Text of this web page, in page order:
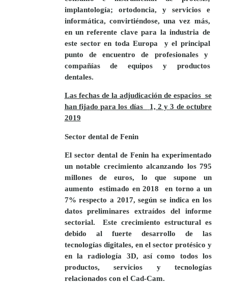
implantología; ortodoncia, y servicios e
informática, convirtiéndose, una vez más,
en un referente clave para la industria de
este sector en toda Europa
y el principal
punto de encuentro de profesionales y
compañías de equipos y productos
dentales.
Las fechas de la adjudicación de espacios se
han fijado para los días
1, 2 y 3 de octubre
2019
Sector dental de Fenin
El sector dental de Fenin ha experimentado
un notable crecimiento alcanzando los 795
millones de euros, lo que supone un
aumento
estimado en 2018 en torno a un
7% respecto a 2017, según se indica en los
datos preliminares extraídos del informe
sectorial.
Este crecimiento estructural es
debido al fuerte desarrollo de las
tecnologías digitales, en el sector protésico y
en la radiología 3D, así como todos los
productos, servicios y tecnologías
relacionados con el Cad-Cam.